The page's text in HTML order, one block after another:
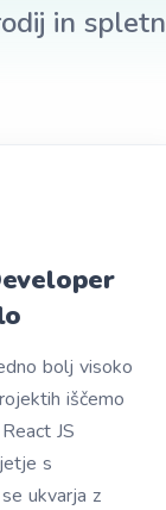
in
bolj visoko
iščemo
JS
s
ukvarja z